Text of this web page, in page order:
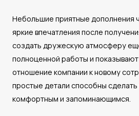
Небольшие приятные дополнения
яркие впечатления после
создать дружескую атмосферу
полноценной работы и
отношение компании к новому
простые детали способны
комфортным и запоминающимся.